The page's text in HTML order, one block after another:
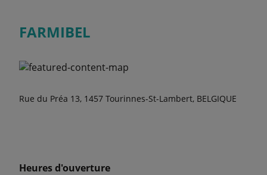
FARMIBEL
Rue du Préa 13, 1457 Tourinnes-St-Lambert, BELGIQUE
Heures d'ouverture